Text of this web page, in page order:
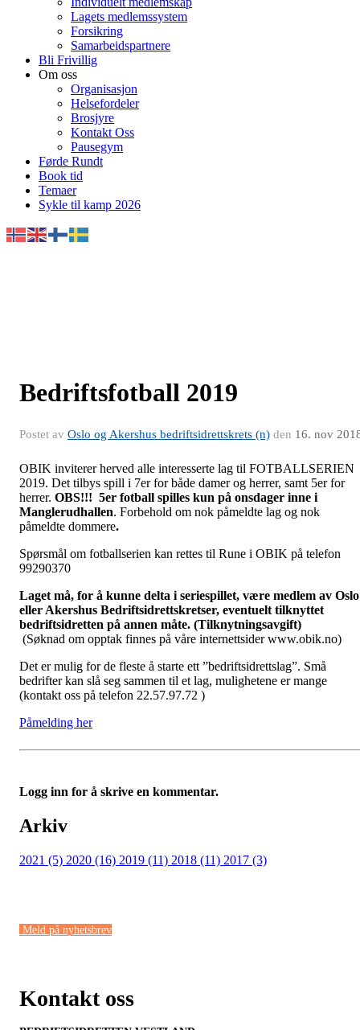
Lagets medlemssystem
Forsikring
Samarbeidspartnere
Bli Frivillig
Om oss
Organisasjon
Helsefordeler
Brosjyre
Kontakt Oss
Pausegym
Førde Rundt
Book tid
Temaer
Sykle til kamp 2026
Bedriftsfotball 2019
Postet av Oslo og Akershus bedriftsidrettskrets (n) den 16. nov
OBIK inviterer herved alle interesserte lag til FOTBALLSERIEN
2019. Det tilbys spill i 7er for både damer og herrer, samt 5er for
herrer. OBS!!! 5er fotball spilles kun på onsdager inne i
Manglerudhallen. Forbehold om nok påmeldte lag og nok
påmeldte dommere.
Spørsmål om fotballserien kan rettes til Rune i OBIK på telefon
99290370
Laget må, for å kunne delta i seriespillet, være medlem av Oslo
eller Akershus Bedriftsidrettskretser, eventuelt tilknyttet
bedriftsidretten på annen måte. (Tilknytningsavgift)
(Søknad om opptak finnes på våre internettsider www.obik.no)
Det er mulig for de fleste å starte ett ”bedriftsidrettslag”. Små
bedrifter kan slå seg sammen til et lag, mulighetene er mange
(kontakt oss på telefon 22.57.97.72 )
Påmelding her
Logg inn for å skrive en kommentar.
Arkiv
2021 (5) 2020 (16) 2019 (11) 2018 (11) 2017 (3)
Meld på nyhetsbrev
Kontakt oss